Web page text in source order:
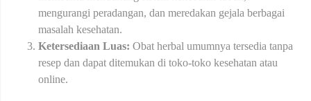
mengurangi peradangan, dan meredakan gejala berbagai
masalah kesehatan.
Ketersediaan Luas: Obat herbal umumnya tersedia tanpa
resep dan dapat ditemukan di toko-toko kesehatan atau
online.